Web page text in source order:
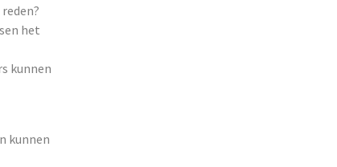
het
kunnen
kunnen